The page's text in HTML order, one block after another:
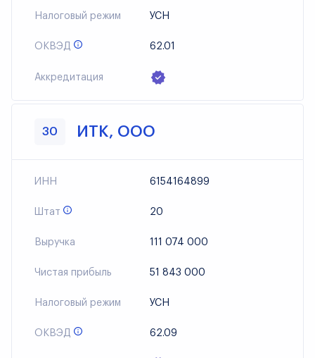
Налоговый режим УСН
ОКВЭД 62.01
Аккредитация
30 ИТК, ООО
ИНН 6154164899
Штат 20
Выручка 111 074 000
Чистая прибыль 51 843 000
Налоговый режим УСН
ОКВЭД 62.09